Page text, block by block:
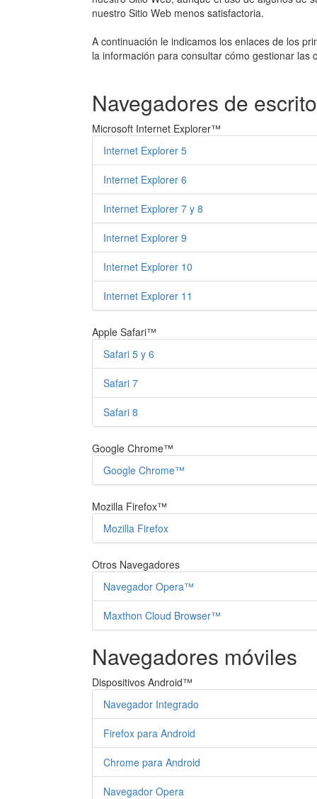
nuestro Sitio Web menos satisfactoria.
A continuación le indicamos los enlaces de los
la información para consultar cómo gestionar las
Navegadores de
Microsoft Internet Explorer™
Internet Explorer 5
Internet Explorer 6
Internet Explorer 7 y 8
Internet Explorer 9
Internet Explorer 10
Internet Explorer 11
Apple Safari™
Safari 5 y 6
Safari 7
Safari 8
Google Chrome™
Google Chrome™
Mozilla Firefox™
Mozilla Firefox
Otros Navegadores
Navegador Opera™
Maxthon Cloud Browser™
Navegadores móviles
Dispositivos Android™
Navegador Integrado
Firefox para Android
Chrome para Android
Navegador Opera